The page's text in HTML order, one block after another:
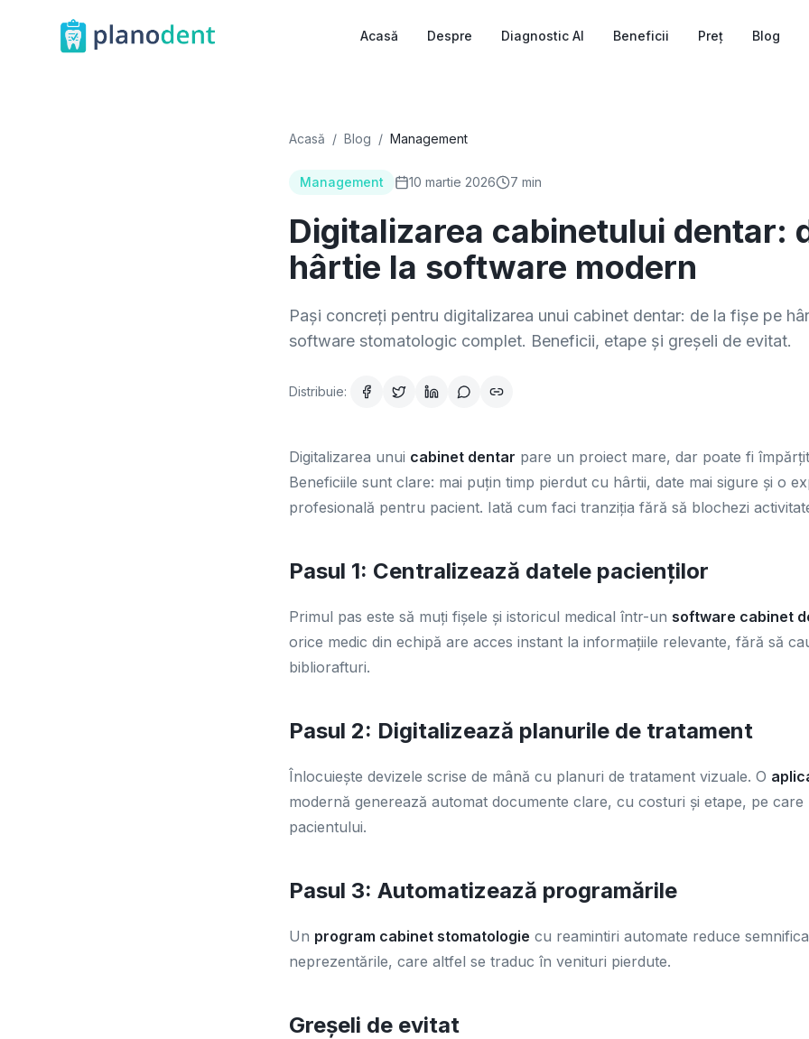
Acasă Despre Diagnostic AI Beneficii Preț Blog
Acasă / Blog / Management
Management 10 martie 2026 7 min
Digitalizarea cabinetului dentar:
hârtie la software modern
Pași concreți pentru digitalizarea unui cabinet dentar: de la fișe pe
software stomatologic complet. Beneficii, etape și greșeli de evitat.
Distribuie:
Digitalizarea unui cabinet dentar pare un proiect mare, dar poate fi
Beneficiile sunt clare: mai puțin timp pierdut cu hârtii, date mai sigure și o
profesională pentru pacient. Iată cum faci tranziția fără să blochezi
Pasul 1: Centralizează datele pacienților
Primul pas este să muți fișele și istoricul medical într-un software cabinet
orice medic din echipă are acces instant la informațiile relevante, fără să
bibliorafturi.
Pasul 2: Digitalizează planurile de tratament
Înlocuiește devizele scrise de mână cu planuri de tratament vizuale. O
modernă generează automat documente clare, cu costuri și etape, pe care
pacientului.
Pasul 3: Automatizează programările
Un program cabinet stomatologie cu reamintiri automate reduce
neprezentările, care altfel se traduc în venituri pierdute.
Greșeli de evitat